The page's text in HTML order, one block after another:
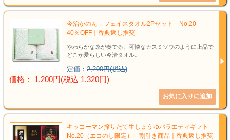
今治かのん フェイスタオル2Pセット No.20
40％OFF｜香典返し推奨
やわらかな糸が奏でる、可憐なカスミソウのように上品で
どこか愛らしい今治タオル。
定価： 2,200円(税込)
価格： 1,200円(税込 1,320円)
キッコーマン搾りたて生しょうゆバラエティギフト
No.20（エコのし限定） 割引き商品｜香典返し推奨